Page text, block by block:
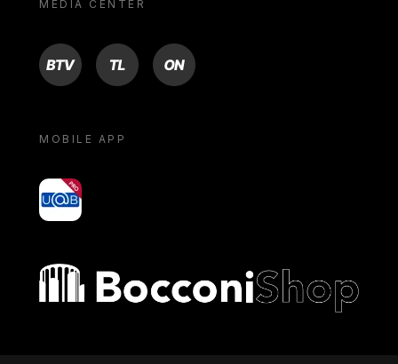
MEDIA CENTER
BTV TL ON
MOBILE APP
yoU@B
Bocconi shop